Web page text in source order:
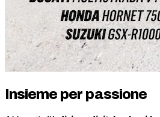
Insieme per passione